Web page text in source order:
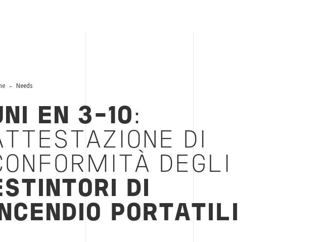
Needs
EN 3-10:
DI
DEGLI
DI
INCENDIO PORTATILI